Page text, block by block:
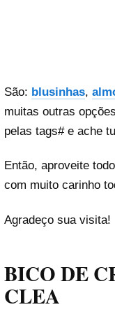
São: blusinhas,
muitas outras
pelas tags# e ache
Então, aproveite
com muito carinho
Agradeço sua visita!
BICO DE
CLEA